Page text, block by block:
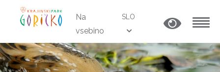
Na
vsebino
SLO